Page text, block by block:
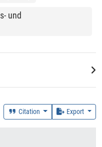
Citation Export
und